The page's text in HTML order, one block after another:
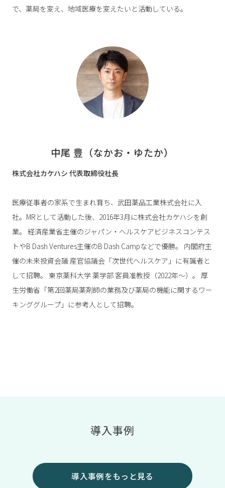
で、薬局を変え、地域医療を変えたいと活動している。
中尾 豊（なかお・ゆたか）
株式会社カケハシ 代表取締役社長
医療従事者の家系で生まれ育ち、武田薬品工業株式会社に入
社。MRとして活動した後、2016年3月に株式会社カケハシを創
業。 経済産業省主催のジャパン・ヘルスケアビジネスコンテス
トやB Dash Ventures主催のB Dash Campなどで優勝。 内閣府主
催の未来投資会議 産官協議会「次世代ヘルスケア」に有識者と
して招聘。 東京薬科大学 薬学部 客員准教授（2022年〜）。 厚
生労働省「第2回薬局薬剤師の業務及び薬局の機能に関するワー
キンググループ」に参考人として招聘。
導入事例
導入事例をもっと見る